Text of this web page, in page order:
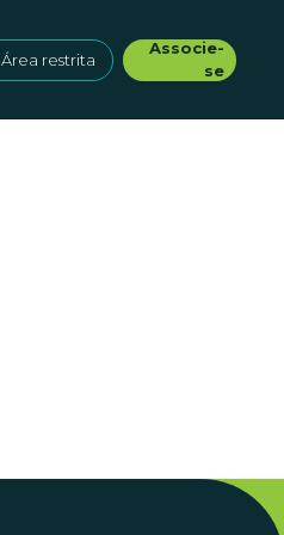
Área restrita
Associe-
se